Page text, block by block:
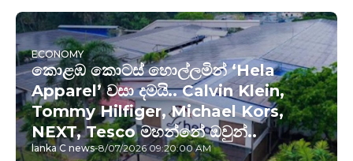
ECONOMY
කොළඹ කොටස් හොල්ලමින් ‘Hela
Apparel’ වසා දමයි.. Calvin Klein,
Tommy Hilfiger, Michael Kors,
NEXT, Tesco මහන්නේ ඔවුන්..
lanka C news-8/07/2026 09:20:00 AM